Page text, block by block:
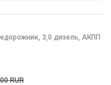
3,0 дизель, АКПП
RUR